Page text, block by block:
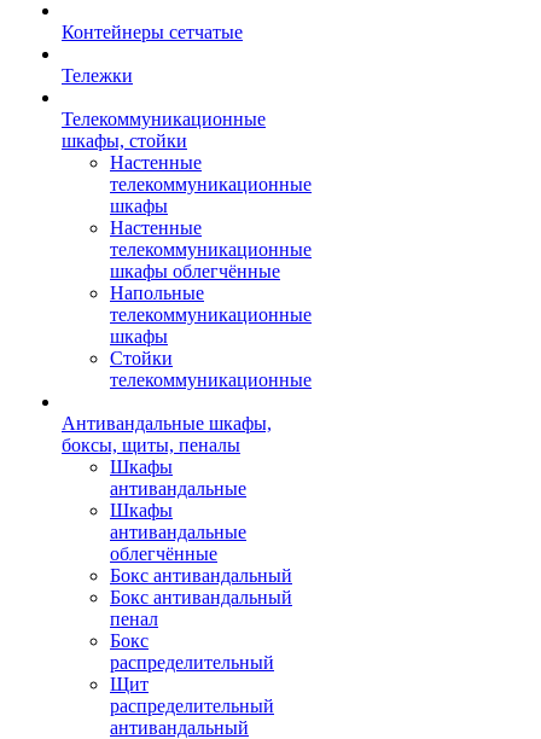
Контейнеры сетчатые
Тележки
Телекоммуникационные
шкафы, стойки
Настенные
телекоммуникационные
шкафы
Настенные
телекоммуникационные
шкафы облегчённые
Напольные
телекоммуникационные
шкафы
Стойки
телекоммуникационные
Антивандальные шкафы,
боксы, щиты, пеналы
Шкафы
антивандальные
Шкафы
антивандальные
облегчённые
Бокс антивандальный
Бокс антивандальный
пенал
Бокс
распределительный
Щит
распределительный
антивандальный